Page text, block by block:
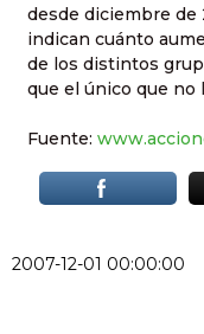
desde diciembre de
indican cuánto
de los distintos
que el único que no
Fuente:
2007-12-01 00:00:00